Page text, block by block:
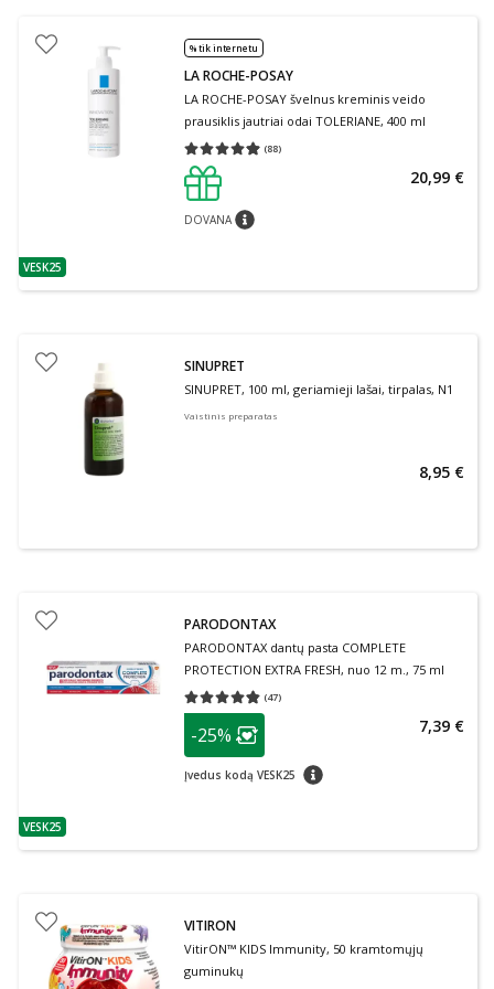
patarimas
VESK25
% tik internetu
LA ROCHE-POSAY
LA ROCHE-POSAY švelnus kreminis veido
prausiklis jautriai odai TOLERIANE, 400 ml
(88)
Vidutinis įvertinimas 4.91
DOVANApatarimas
20,99 €
SINUPRET
SINUPRET, 100 ml, geriamieji lašai, tirpalas, N1
Vaistinis preparatas
8,95 €
patarimas
VESK25
PARODONTAX
PARODONTAX dantų pasta COMPLETE
PROTECTION EXTRA FRESH, nuo 12 m., 75 ml
(47)
Vidutinis įvertinimas 4.79
patarimas
Lojalumo klubo narių nuolaida
-25%
Įvedus kodą VESK25 patarimas
7,39 €
VITIRON
VitirON™ KIDS Immunity, 50 kramtomųjų
guminukų